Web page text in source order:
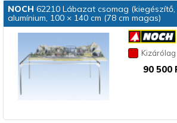
NOCH 62210 Lábazat csomag (kiegészítő,
alumínium, 100 × 140 cm (78 cm magas)
90 500